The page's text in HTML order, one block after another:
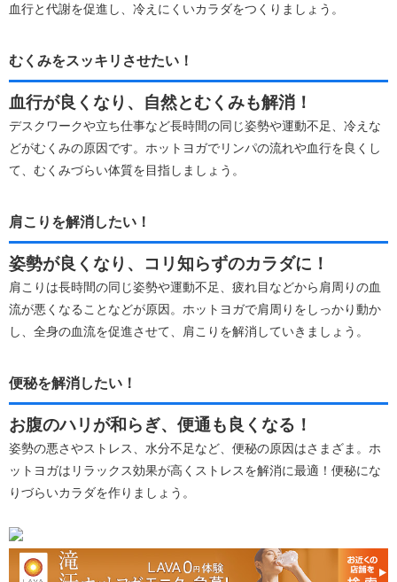
血行と代謝を促進し、冷えにくいカラダをつくりましょう。
むくみをスッキリさせたい！
血行が良くなり、自然とむくみも解消！
デスクワークや立ち仕事など長時間の同じ姿勢や運動不足、冷えな
どがむくみの原因です。ホットヨガでリンパの流れや血行を良くし
て、むくみづらい体質を目指しましょう。
肩こりを解消したい！
姿勢が良くなり、コリ知らずのカラダに！
肩こりは長時間の同じ姿勢や運動不足、疲れ目などから肩周りの血
流が悪くなることなどが原因。ホットヨガで肩周りをしっかり動か
し、全身の血流を促進させて、肩こりを解消していきましょう。
便秘を解消したい！
お腹のハリが和らぎ、便通も良くなる！
姿勢の悪さやストレス、水分不足など、便秘の原因はさまざま。ホ
ットヨガはリラックス効果が高くストレスを解消に最適！便秘にな
りづらいカラダを作りましょう。